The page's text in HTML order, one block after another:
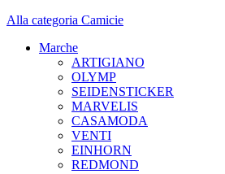
Alla categoria Camicie
Marche
ARTIGIANO
OLYMP
SEIDENSTICKER
MARVELIS
CASAMODA
VENTI
EINHORN
REDMOND